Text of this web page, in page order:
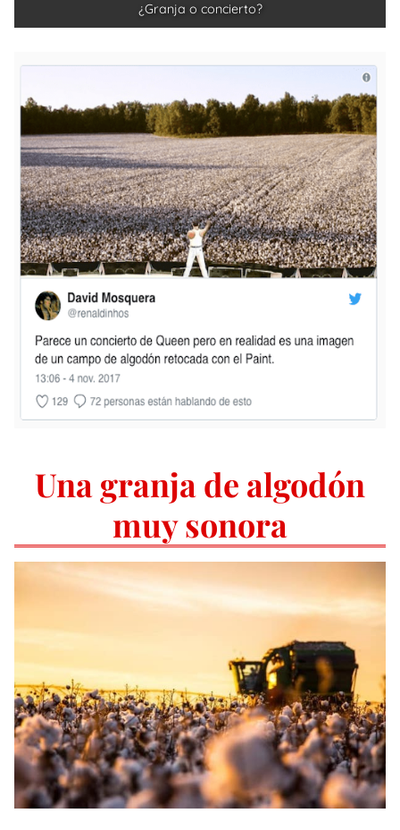
¿Granja o concierto?
Una granja de algodón
muy sonora